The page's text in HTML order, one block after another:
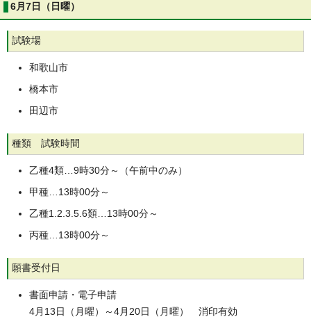
6月7日（日曜）
試験場
和歌山市
橋本市
田辺市
種類 試験時間
乙種4類…9時30分～（午前中のみ）
甲種…13時00分～
乙種1.2.3.5.6類…13時00分～
丙種…13時00分～
願書受付日
書面申請・電子申請
4月13日（月曜）～4月20日（月曜） 消印有効